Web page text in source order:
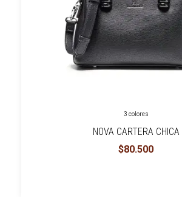
3 colores
NOVA CARTERA CHICA
$80.500